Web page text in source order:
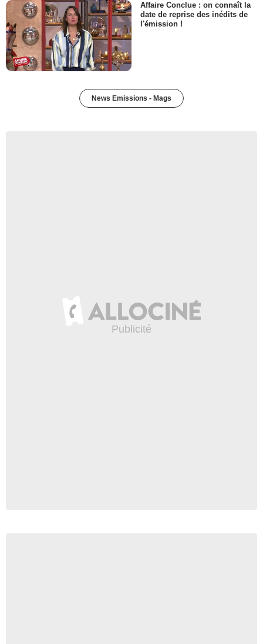
Affaire Conclue : on connaît la
date de reprise des inédits de
l'émission !
News Emissions - Mags